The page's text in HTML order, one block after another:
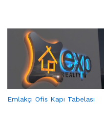
Emlakçı Ofis Kapı Tabelası